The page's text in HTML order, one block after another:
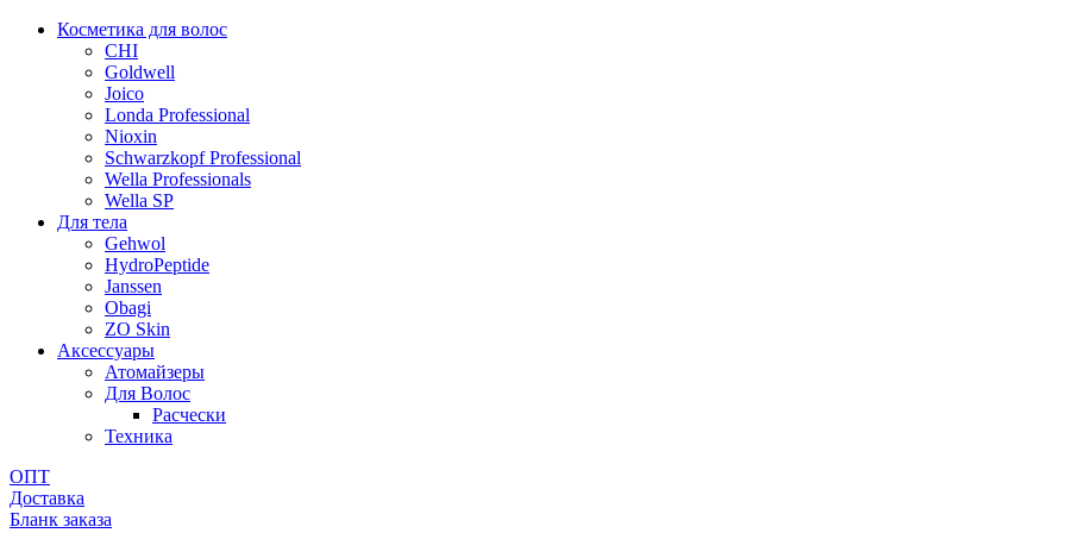
Косметика для волос
CHI
Goldwell
Joico
Londa Professional
Nioxin
Schwarzkopf Professional
Wella Professionals
Wella SP
Для тела
Gehwol
HydroPeptide
Janssen
Obagi
ZO Skin
Aксессуары
Атомайзеры
Для Волос
Расчески
Техника
ОПТ
Доставка
Бланк заказа